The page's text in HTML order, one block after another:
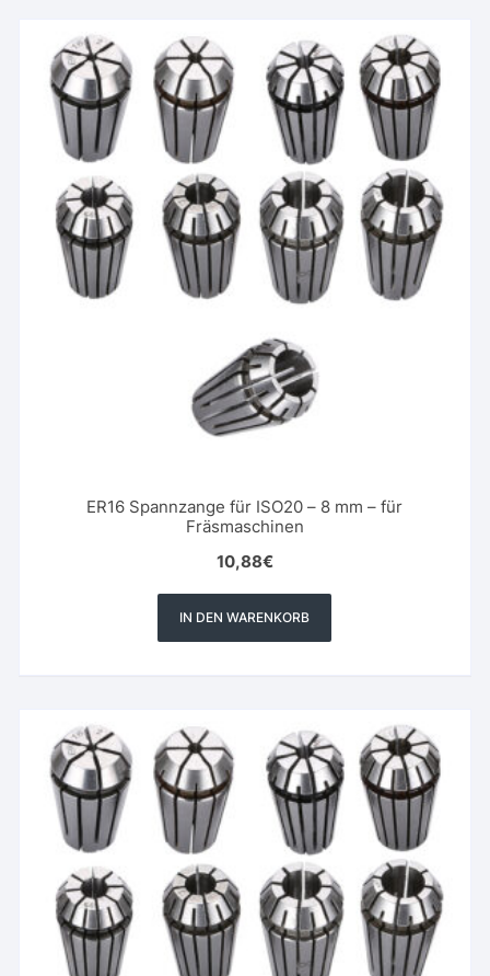
ER16 Spannzange für ISO20 – 8 mm – für
Fräsmaschinen
10,88€
IN DEN WARENKORB